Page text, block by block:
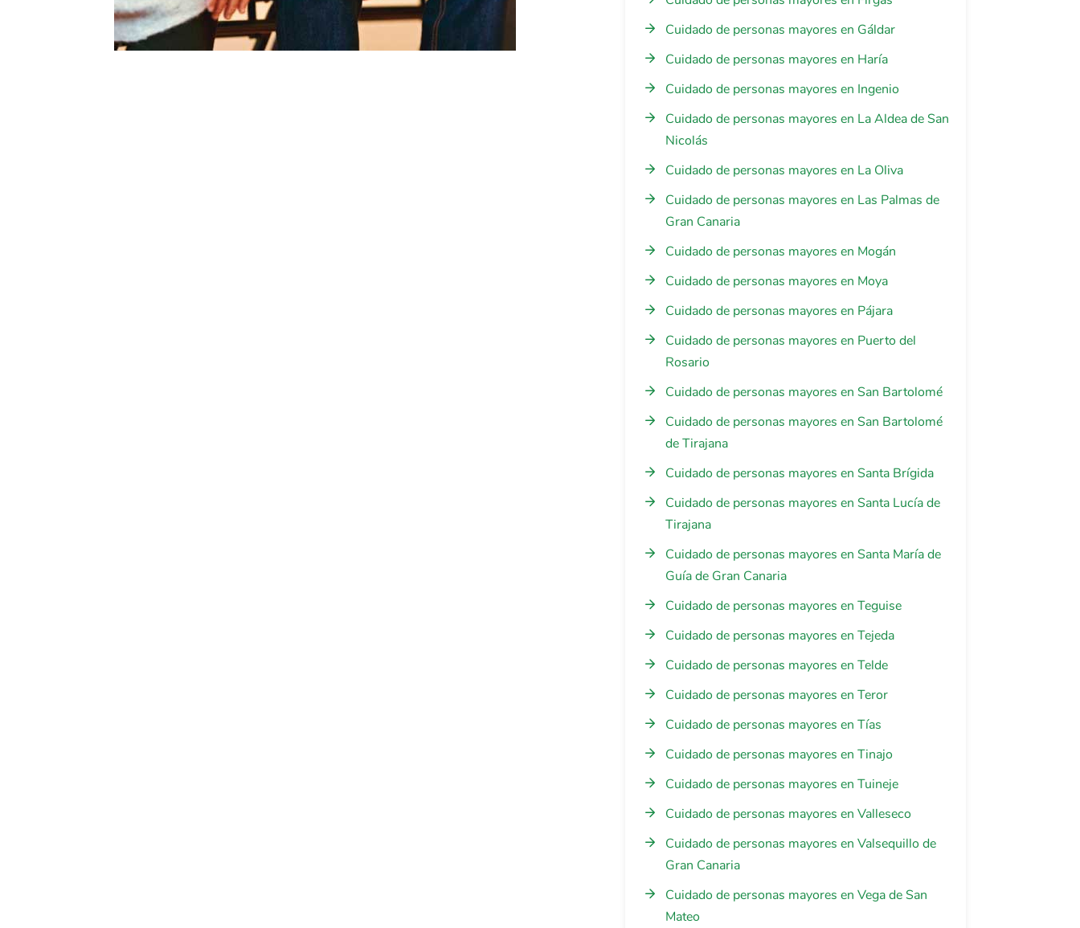
Cuidado de personas mayores en Gáldar
Cuidado de personas mayores en Haría
Cuidado de personas mayores en Ingenio
Cuidado de personas mayores en La Aldea de San
Nicolás
Cuidado de personas mayores en La Oliva
Cuidado de personas mayores en Las Palmas de
Gran Canaria
Cuidado de personas mayores en Mogán
Cuidado de personas mayores en Moya
Cuidado de personas mayores en Pájara
Cuidado de personas mayores en Puerto del
Rosario
Cuidado de personas mayores en San Bartolomé
Cuidado de personas mayores en San Bartolomé
de Tirajana
Cuidado de personas mayores en Santa Brígida
Cuidado de personas mayores en Santa Lucía de
Tirajana
Cuidado de personas mayores en Santa María de
Guía de Gran Canaria
Cuidado de personas mayores en Teguise
Cuidado de personas mayores en Tejeda
Cuidado de personas mayores en Telde
Cuidado de personas mayores en Teror
Cuidado de personas mayores en Tías
Cuidado de personas mayores en Tinajo
Cuidado de personas mayores en Tuineje
Cuidado de personas mayores en Valleseco
Cuidado de personas mayores en Valsequillo de
Gran Canaria
Cuidado de personas mayores en Vega de San
Mateo